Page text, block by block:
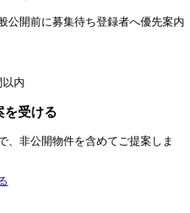
公開前に募集待ち登録者へ優先案内
以内
を受ける
、非公開物件を含めてご提案しま